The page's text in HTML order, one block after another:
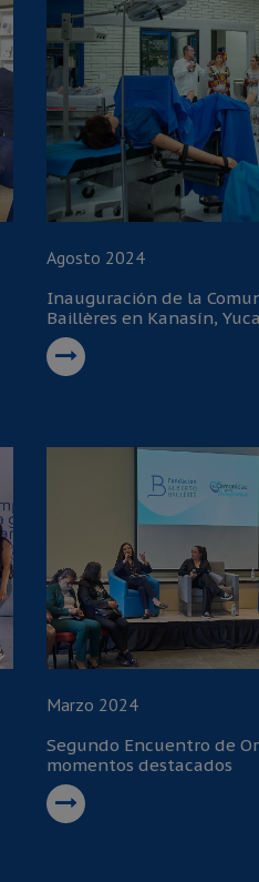
Agosto 2024
Inauguración de la
Baillères en Kanasín,
Marzo 2024
Segundo Encuentro de
momentos destacados